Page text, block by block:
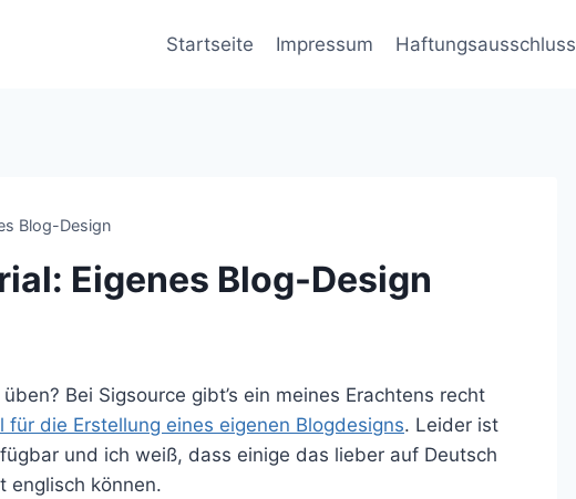
Startseite Impressum Haftungsausschluss
Blog-Design
Eigenes Blog-Design
Bei Sigsource gibt’s ein meines Erachtens recht
für die Erstellung eines eigenen Blogdesigns. Leider ist
und ich weiß, dass einige das lieber auf Deutsch
englisch können.